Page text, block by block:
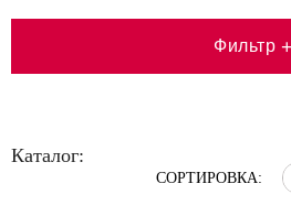
Фильтр +
Каталог:
СОРТИРОВКА: